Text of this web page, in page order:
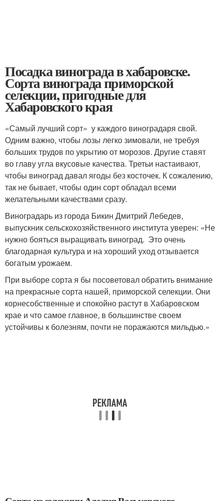
Посадка винограда в хабаровске.
Сорта винограда приморской
селекции, пригодные для
Хабаровского края
«Самый лучший сорт» у каждого виноградаря свой.
Одним важно, чтобы лозы легко зимовали, не требуя
больших трудов по укрытию от морозов. Другие ставят
во главу угла вкусовые качества. Третьи настаивают,
чтобы виноград давал ягоды без косточек. К сожалению,
так не бывает, чтобы один сорт обладал всеми
желательными качествами сразу.
Виноградарь из города Бикин Дмитрий Лебедев,
выпускник сельскохозяйственного института уверен: «Не
нужно бояться выращивать виноград. Это очень
благодарная культура и на хороший уход отзывается
богатым урожаем.
При выборе сорта я бы посоветовал обратить внимание
на прекрасные сорта нашей, приморской селекции. Они
корнесобственные и спокойно растут в Хабаровском
крае и что самое главное, в большинстве своем
устойчивы к болезням, почти не поражаются мильдью.»